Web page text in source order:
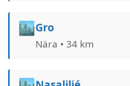
🏙️Gro
Nära • 34 km